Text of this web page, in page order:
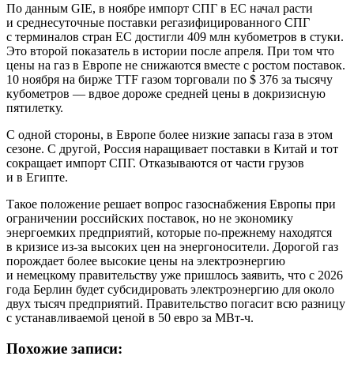
По данным GIE, в ноябре импорт СПГ в ЕС начал расти
и среднесуточные поставки регазифицированного СПГ
с терминалов стран ЕС достигли 409 млн кубометров в стуки.
Это второй показатель в истории после апреля. При том что
цены на газ в Европе не снижаются вместе с ростом поставок.
10 ноября на бирже TTF газом торговали по $ 376 за тысячу
кубометров — вдвое дороже средней цены в докризисную
пятилетку.
С одной стороны, в Европе более низкие запасы газа в этом
сезоне. С другой, Россия наращивает поставки в Китай и тот
сокращает импорт СПГ. Отказываются от части грузов
и в Египте.
Такое положение решает вопрос газоснабжения Европы при
ограничении российских поставок, но не экономику
энергоемких предприятий, которые по-прежнему находятся
в кризисе из-за высоких цен на энергоносители. Дорогой газ
порождает более высокие цены на электроэнергию
и немецкому правительству уже пришлось заявить, что с 2026
года Берлин будет субсидировать электроэнергию для около
двух тысяч предприятий. Правительство погасит всю разницу
с устанавливаемой ценой в 50 евро за МВт-ч.
Похожие записи: